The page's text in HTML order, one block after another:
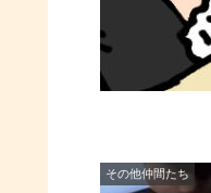
その他仲間たち